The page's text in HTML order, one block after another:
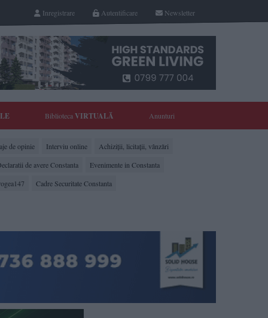
Newsletter
Autentificare
Inregistrare
BibliotecaVIRTUALĂ Anunturi
de opinie Interviu online
Achiziții, licitații, vânzări
de avere Constanta
Evenimente in Constanta
Cadre Securitate Constanta